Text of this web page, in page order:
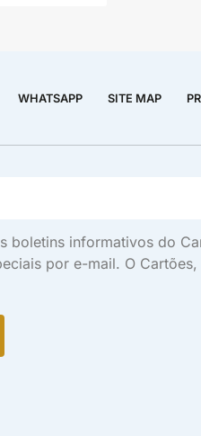
WHATSAPP SITE MAP
boletins informativos do
por e-mail. O